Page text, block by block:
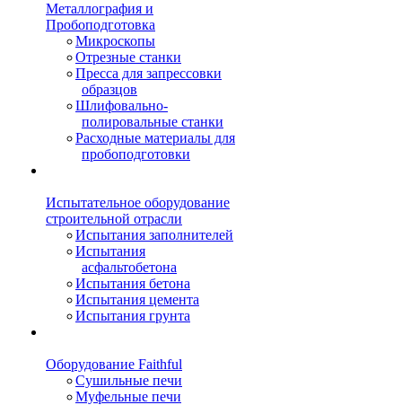
Металлография и
Пробоподготовка
Микроскопы
Отрезные станки
Пресса для запрессовки
образцов
Шлифовально-
полировальные станки
Расходные материалы для
пробоподготовки
Испытательное оборудование
строительной отрасли
Испытания заполнителей
Испытания
асфальтобетона
Испытания бетона
Испытания цемента
Испытания грунта
Оборудование Faithful
Сушильные печи
Муфельные печи